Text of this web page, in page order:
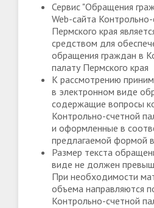
Сервис "Обращения
Web-сайта
Пермского края
средством для
обращения граждан в
палату Пермского края
К рассмотрению
в электронном виде
содержащие вопросы
Контрольно-счетной
и оформленные в
предлагаемой формой
Размер текста
виде не должен
При необходимости
объема направляются
Контрольно-счетной